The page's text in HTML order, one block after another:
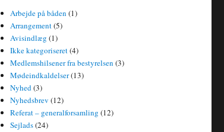
Arbejde på båden (1)
Arrangement(5)
Avisindlæg (1)
Ikke kategoriseret(4)
Medlemshilsener fra bestyrelsen (3)
Mødeindkaldelser(13)
Nyhed(3)
Nyhedsbrev (12)
Referat – generalforsamling (12)
Sejlads(24)